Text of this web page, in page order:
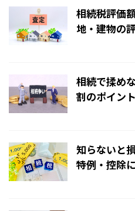
相続税評価
地・建物の
相続で揉め
割のポイン
知らないと
特例・控除